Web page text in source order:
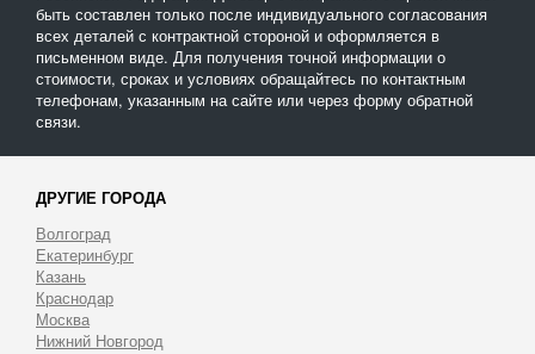
быть составлен только после индивидуального согласования
всех деталей с контрактной стороной и оформляется в
письменном виде. Для получения точной информации о
стоимости, сроках и условиях обращайтесь по контактным
телефонам, указанным на сайте или через форму обратной
связи.
ДРУГИЕ ГОРОДА
Волгоград
Екатеринбург
Казань
Краснодар
Москва
Нижний Новгород